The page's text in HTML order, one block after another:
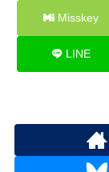
Misskey
LINE